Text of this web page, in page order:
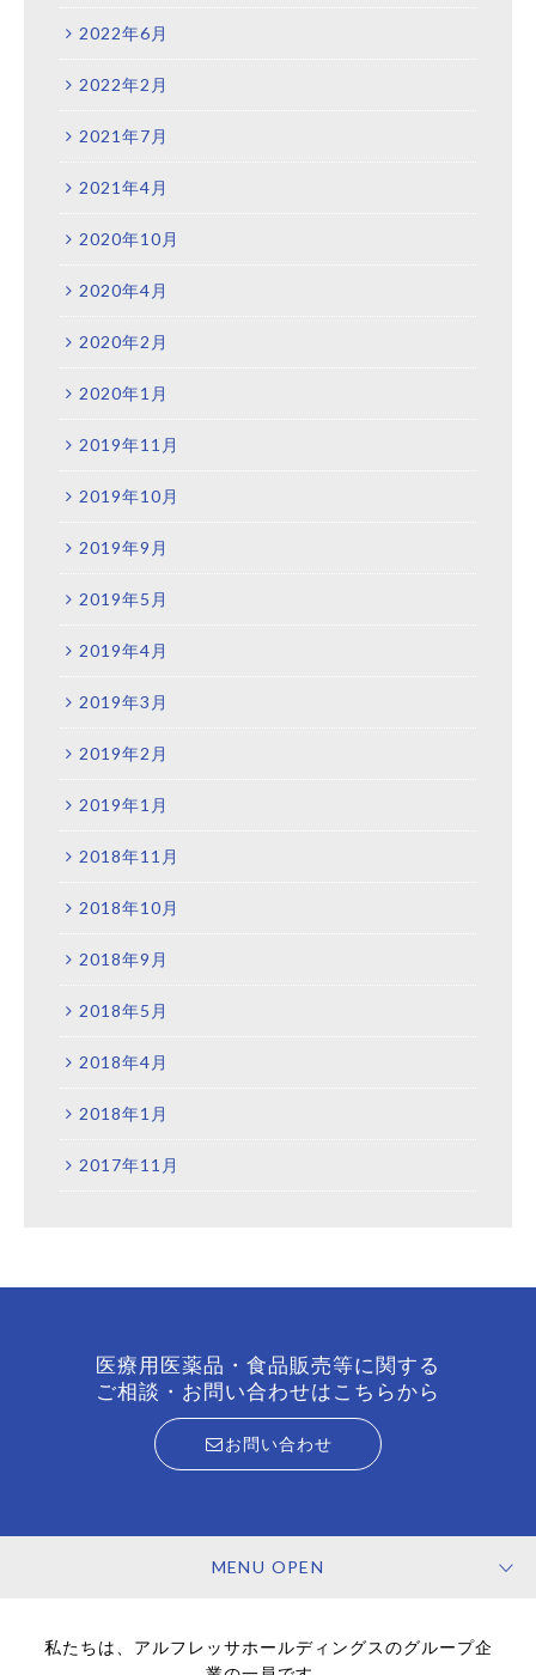
2022年6月
2022年2月
2021年7月
2021年4月
2020年10月
2020年4月
2020年2月
2020年1月
2019年11月
2019年10月
2019年9月
2019年5月
2019年4月
2019年3月
2019年2月
2019年1月
2018年11月
2018年10月
2018年9月
2018年5月
2018年4月
2018年1月
2017年11月
医療用医薬品・食品販売等に関する
ご相談・お問い合わせはこちらから
お問い合わせ
MENU OPEN
私たちは、アルフレッサホールディングスのグループ企